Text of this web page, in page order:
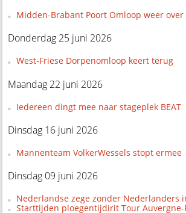
Midden-Brabant Poort Omloop weer
Donderdag 25 juni 2026
West-Friese Dorpenomloop keert terug
Maandag 22 juni 2026
Iedereen dingt mee naar stageplek BEAT
Dinsdag 16 juni 2026
Mannenteam VolkerWessels stopt ermee
Dinsdag 09 juni 2026
Nederlandse zege zonder Nederlanders
Starttijden ploegentijdirit Tour Auvergne-